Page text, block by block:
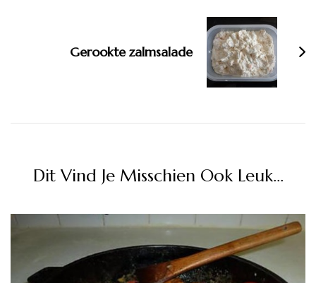
Gerookte zalmsalade
Dit Vind Je Misschien Ook Leuk...